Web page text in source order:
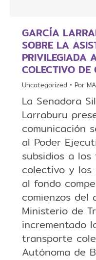
GARCÍA
SOBRE LA
PRIVILEGIADA
COLECTIVO
Uncategorized Por
La Senadora
Larraburu
comunicación
al Poder
subsidios a
colectivo y los
al fondo
comienzos del
Ministerio de
incrementado
transporte
Autónoma de